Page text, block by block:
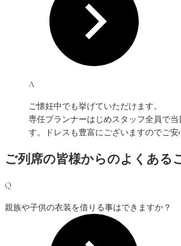
A
ご懐妊中でも挙げていただけます。
専任プランナーはじめスタッフ全員で
す。ドレスも豊富にございますのでご安
ご列席の皆様からのよくある
Q
親族や子供の衣装を借りる事はできますか？